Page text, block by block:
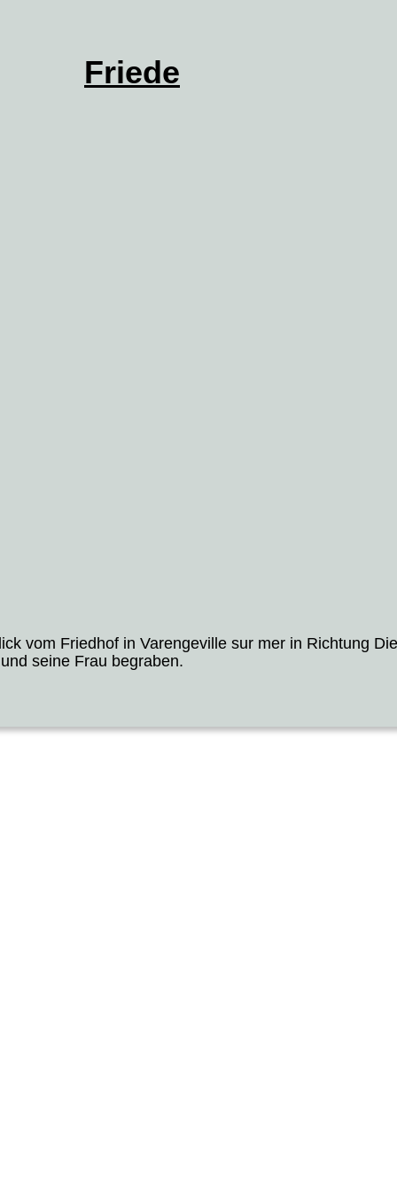
vom Friedhof in Varengeville sur mer in Richtung
seine Frau begraben.
Friede